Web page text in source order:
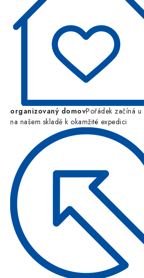
organizovaný domovPořádek začíná
na našem skladě k okamžité expedici